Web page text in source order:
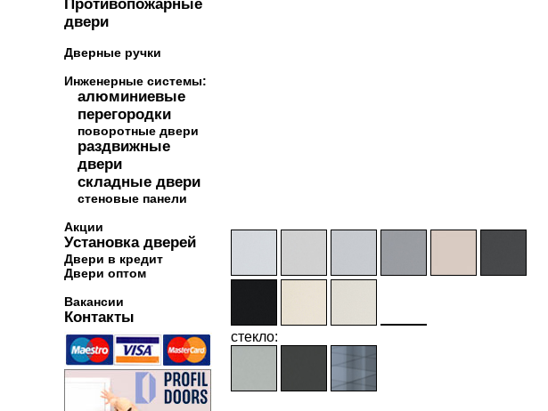
Противопожарные
двери
Дверные ручки
Инженерные системы:
алюминиевые
перегородки
поворотные двери
раздвижные
двери
складные двери
стеновые панели
Акции
Установка дверей
Двери в кредит
Двери оптом
Вакансии
Контакты
стекло: